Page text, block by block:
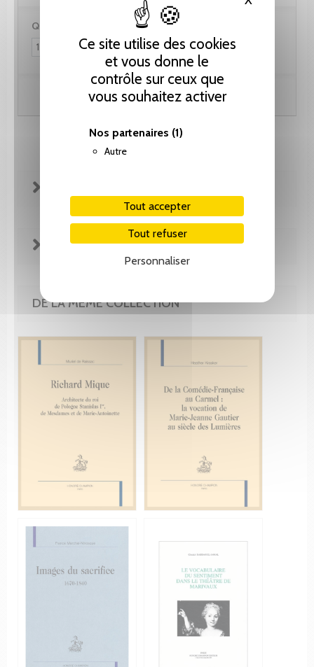
Ce site utilise des cookies
et vous donne le
contrôle sur ceux que
vous souhaitez activer
Nos partenaires (1)
Autre
Tout accepter
Tout refuser
Personnaliser
Quantité :
Ajouter au panier
EXTRAITS
DE LA MÊME COLLECTION